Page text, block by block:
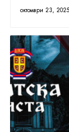
октомври 23, 2025